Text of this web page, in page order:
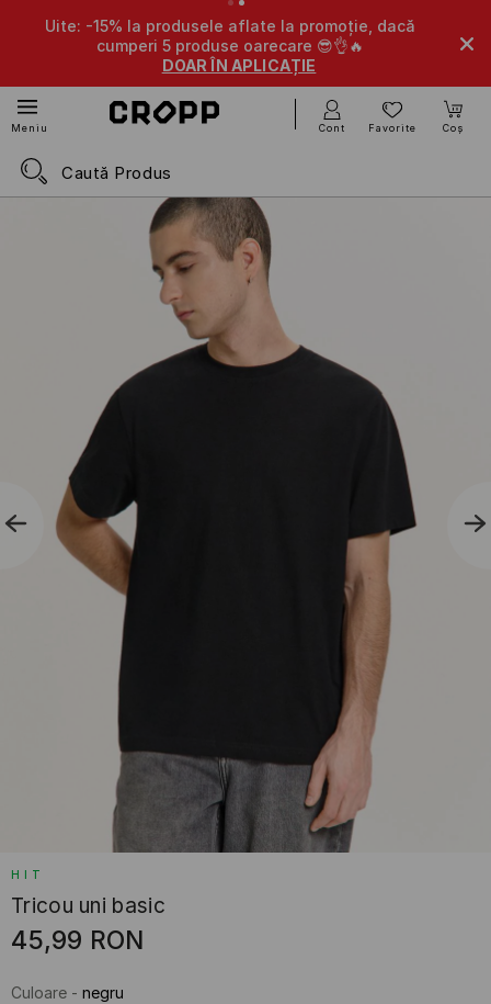
-10% la
la produsele aflate la promoție, dacă
cumperi 5 produse oarecare 😎👌🔥
DOAR ÎN APLICAȚIE
Meniu Cont Favorite Coș
HIT
Tricou uni basic
45,99 RON
Culoare - negru